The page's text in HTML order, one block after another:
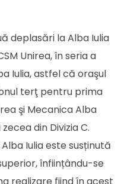
deplasări la Alba Iulia
Unirea, în seria a
Iulia, astfel că oraşul
terţ pentru prima
şi Mecanica Alba
din Divizia C.
Iulia este susținută
înființându-se
realizare fiind în acest